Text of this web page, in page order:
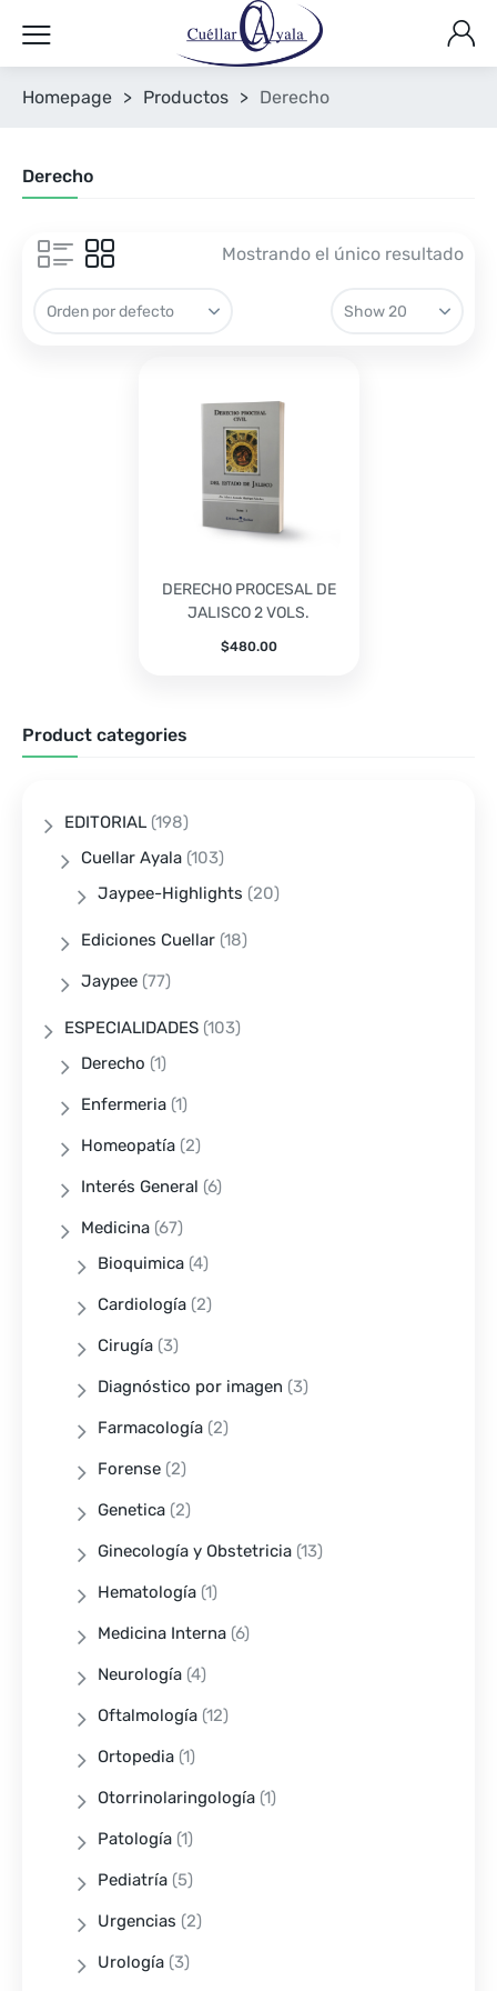
Homepage > Productos > Derecho
Derecho
Mostrando el único resultado
DERECHO PROCESAL DE
JALISCO 2 VOLS.
$480.00
Product categories
EDITORIAL (198)
Cuellar Ayala (103)
Jaypee-Highlights (20)
Ediciones Cuellar (18)
Jaypee (77)
ESPECIALIDADES (103)
Derecho (1)
Enfermeria (1)
Homeopatía (2)
Interés General (6)
Medicina (67)
Bioquimica (4)
Cardiología (2)
Cirugía (3)
Diagnóstico por imagen (3)
Farmacología (2)
Forense (2)
Genetica (2)
Ginecología y Obstetricia (13)
Hematología (1)
Medicina Interna (6)
Neurología (4)
Oftalmología (12)
Ortopedia (1)
Otorrinolaringología (1)
Patología (1)
Pediatría (5)
Urgencias (2)
Urología (3)